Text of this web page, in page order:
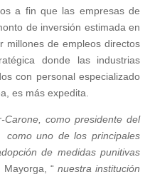
a fin que las empresas de
de inversión estimada en
millones de empleos directos
donde las industrias
con personal especializado
es más expedita.
como presidente del
como uno de los principales
de medidas punitivas
Mayorga, “nuestra institución